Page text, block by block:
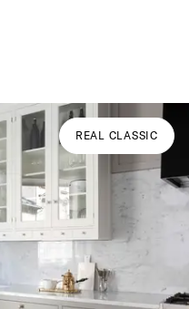
REAL CLASSIC